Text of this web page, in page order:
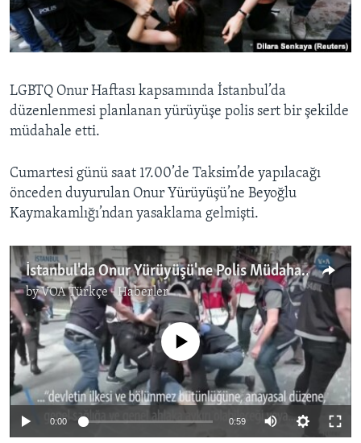
HAYATTAN
SANAT
BIZI TAKIP EDIN
Diller
LGBTQ Onur Haftası kapsamında İstanbul’da
düzenlenmesi planlanan yürüyüşe polis sert bir şekilde
müdahale etti.
Cumartesi günü saat 17.00’de Taksim’de yapılacağı
önceden duyurulan Onur Yürüyüşü’ne Beyoğlu
Kaymakamlığı’ndan yasaklama gelmişti.
İstanbul'da Onur Yürüyüşü'ne Polis Müdahalesi
byVOA Türkçe - Haberler
No media source currently available
0:00 0:59